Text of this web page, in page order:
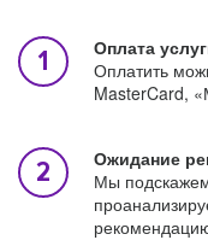
Оплата
Оплатить
MasterCard,
Ожидание
Мы подскажем